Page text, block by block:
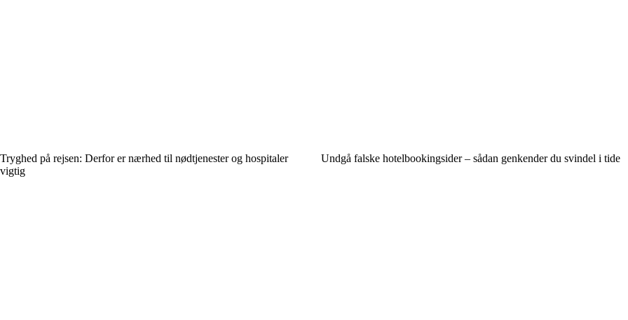
Tryghed på rejsen: Derfor er nærhed til nødtjenester og hospitaler
vigtig
Undgå falske hotelbookingsider – sådan genkender du svindel i tide